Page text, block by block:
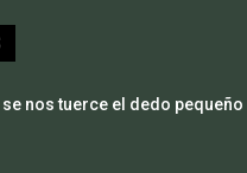
nos tuerce el dedo pequeño